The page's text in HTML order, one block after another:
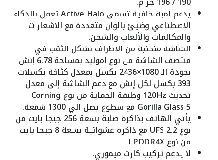
يدعم لمبة خلفية تسمى Active Halo تعمل بالذكاء
الاصطناعي وضيئ بالوان متعددة مع الاشعارات
والمكالمات والألعاب والشحن.
الشاشة منحنية من الاطراف بشكل الثقب في
منتصف الشاشة من نوع اموليد بمساحة 6.78 إنش
بجودة الـ 1080×2436 بكسل بمعدل كثافة بكسلات
393 بكسل لكل إنش مع دعم الشاشة إلى معدل
تحديث 120Hz وطبقة الحماية من نوع Corning
Gorilla Glass 5 مع سطوع يصل الي 1300 شمعة.
يأتي الهاتف بذاكرة صلبة بسعة 256 جيجا بايت من
نوع UFS 2.2 مع ذاكرة عشوائية بسعة 8 جيجا بايت
من نوع LPDDR4X.
لا يدعم تركيب كارت ميموري.